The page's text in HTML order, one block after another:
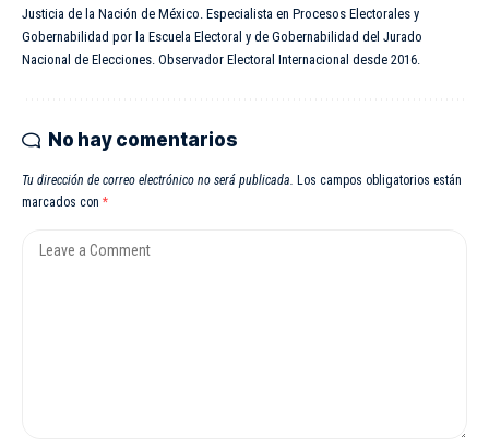
Justicia de la Nación de México. Especialista en Procesos Electorales y
Gobernabilidad por la Escuela Electoral y de Gobernabilidad del Jurado
Nacional de Elecciones. Observador Electoral Internacional desde 2016.
No hay comentarios
Tu dirección de correo electrónico no será publicada. Los campos obligatorios están
marcados con *